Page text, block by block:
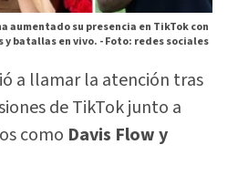
aumentado su presencia en TikTok con
y batallas en vivo. -Foto: redes sociales
a llamar la atención tras
de TikTok junto a
como Davis Flow y